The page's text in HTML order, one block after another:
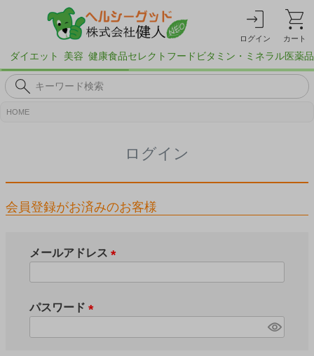
ログイン カート
ダイエット 美容 健康食品セレクトフード ビタミン・ミネラル医薬品
HOME
ログイン
会員登録がお済みのお客様
メールアドレス
パスワード